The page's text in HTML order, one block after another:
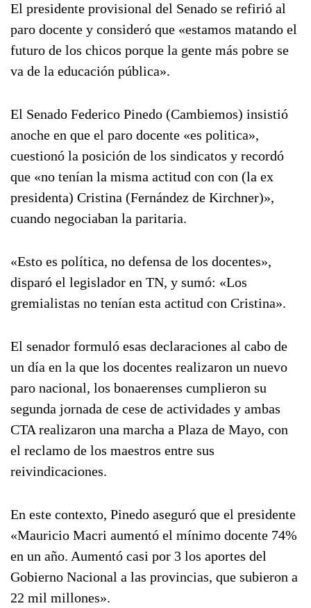
El presidente provisional del Senado se refirió al
paro docente y consideró que «estamos matando el
futuro de los chicos porque la gente más pobre se
va de la educación pública».
El Senado Federico Pinedo (Cambiemos) insistió
anoche en que el paro docente «es politica»,
cuestionó la posición de los sindicatos y recordó
que «no tenían la misma actitud con con (la ex
presidenta) Cristina (Fernández de Kirchner)»,
cuando negociaban la paritaria.
«Esto es política, no defensa de los docentes»,
disparó el legislador en TN, y sumó: «Los
gremialistas no tenían esta actitud con Cristina».
El senador formuló esas declaraciones al cabo de
un día en la que los docentes realizaron un nuevo
paro nacional, los bonaerenses cumplieron su
segunda jornada de cese de actividades y ambas
CTA realizaron una marcha a Plaza de Mayo, con
el reclamo de los maestros entre sus
reivindicaciones.
En este contexto, Pinedo aseguró que el presidente
«Mauricio Macri aumentó el mínimo docente 74%
en un año. Aumentó casi por 3 los aportes del
Gobierno Nacional a las provincias, que subieron a
22 mil millones».